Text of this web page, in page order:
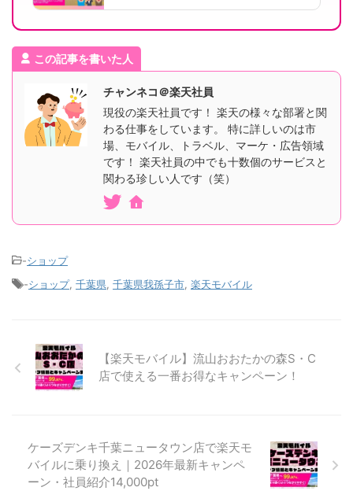
この記事を書いた人
チャンネコ＠楽天社員
現役の楽天社員です！ 楽天の様々な部署と関
わる仕事をしています。 特に詳しいのは市
場、モバイル、トラベル、マーケ・広告領域
です！ 楽天社員の中でも十数個のサービスと
関わる珍しい人です（笑）
-ショップ
-ショップ, 千葉県 千葉県我孫子市 楽天モバイル
【楽天モバイル】流山おおたかの森S・C
店で使える一番お得なキャンペーン！
ケーズデンキ千葉ニュータウン店で楽天モ
バイルに乗り換え｜2026年最新キャンペ
ーン・社員紹介14,000pt